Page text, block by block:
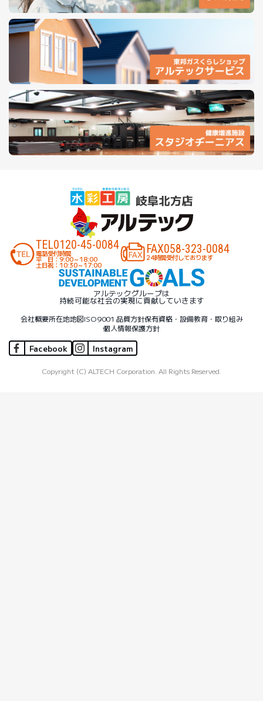
TEL0120-45-0084
電話受付時間
平 日：9:00～18:00
土日祝：10:30～17:00
FAX058-323-0084
24時間受付しております
アルテックグループは
持続可能な社会の実現に貢献していきます
会社概要所在地地図ISO9001 品質方針保有資格・設備教育・取り組み
個人情報保護方針
Facebook Instagram
Copyright (C) ALTECH Corporation. All Rights Reserved.